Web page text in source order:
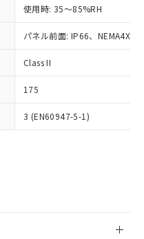
使用時: 35～85%RH
パネル前面: IP66、NEMA4X,
Class II
175
3 (EN60947-5-1)
店・当社販売員に
売店や当社販売拠
ーク
」をご確認
価格結果を当社の
に漏洩または開
品リスト作成サー
用者が、当社の製
いては閾値を超える意
います。
どにより、予定
す。
キシル)) : 1000ppm
）のすべてが基
ます。
下において有害物
に深刻な影響を
講じます。
兵器またはその他
製造装置等に一切
第三者に販売する
び3の内容を当
す。また当社は、
係わる関係者が違
がある場合は、取
在庫状況につ
のお取引先、ま
のオムロン制御
社販売員にご確
また在庫状況の